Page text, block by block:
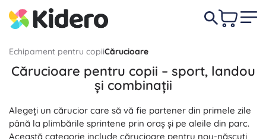
Echipament pentru copiiCărucioare
Cărucioare pentru copii – sport, landou
și combinații
Alegeți un cărucior care să vă fie partener din primele zile
până la plimbările sprintene prin oraș și pe aleile din parc.
Această categorie include cărucioare pentru nou-născuți,